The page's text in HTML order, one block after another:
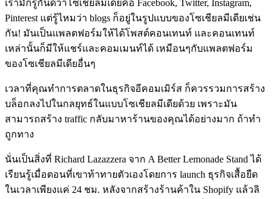
เรามักรู้กันดีว่าโซเชียลมีเดียคือ Facebook, Twitter, Instagram,
Pinterest แต่รู้ไหมว่า blogs ก็อยู่ในรูปแบบของโซเชียลมีเดียเช่น
กัน! มันเป็นแพลตฟอร์มให้ได้โพสต์คอนเทนท์ และคอนเทนท์
เหล่านั้นก็มีให้แชร์และคอมเมนท์ได้ เหมือนๆกับแพลตฟอร์ม
ของโซเชียลมีเดียอื่นๆ
เวลาที่คุณทำการตลาดในธุรกิจอีคอมเมิร์ส ก็ควรรวมการสร้าง
บล็อกลงไปในกลยุทธ์ในแบบโซเชียลมีเดียด้วย เพราะมัน
สามารถสร้าง traffic กลับมาหาร้านของคุณได้อย่างมาก ถ้าทำ
ถูกทาง
นั่นเป็นสิ่งที่ Richard Lazazzera จาก A Better Lemonade Stand ได้
เรียนรู้เมื่อตอนที่เขาท้าทายตัวเองโดยการ launch ธุรกิจเสื้อยืด
ในเวลาเพียงแค่ 24 ชม. หลังจากสร้างร้านค้าใน Shopify แล้วลิ